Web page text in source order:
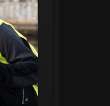
das
sistema
de
de
a
e o
de